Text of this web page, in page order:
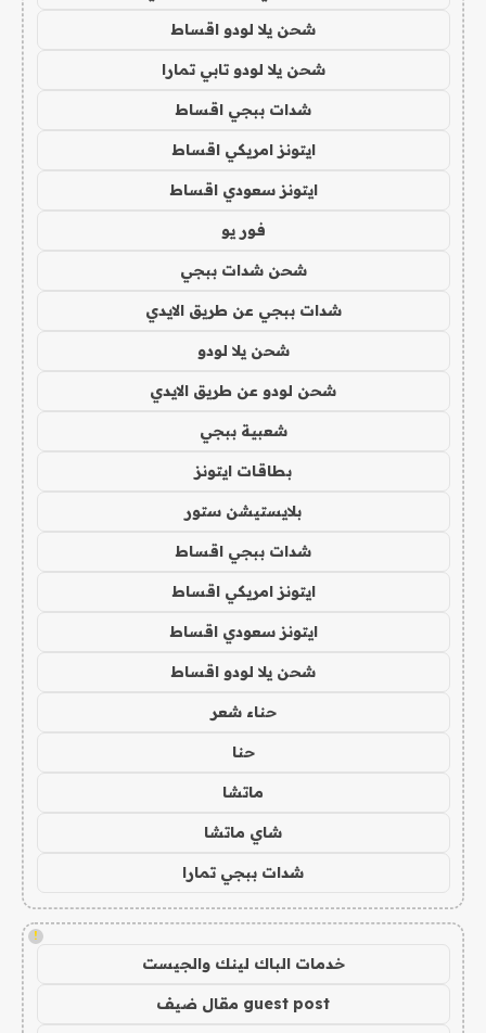
شحن يلا لودو اقساط
شحن يلا لودو تابي تمارا
شدات ببجي اقساط
ايتونز امريكي اقساط
ايتونز سعودي اقساط
فور يو
شحن شدات ببجي
شدات ببجي عن طريق الايدي
شحن يلا لودو
شحن لودو عن طريق الايدي
شعبية ببجي
بطاقات ايتونز
بلايستيشن ستور
شدات ببجي اقساط
ايتونز امريكي اقساط
ايتونز سعودي اقساط
شحن يلا لودو اقساط
حناء شعر
حنا
ماتشا
شاي ماتشا
شدات ببجي تمارا
!
خدمات الباك لينك والجيست
guest post مقال ضيف